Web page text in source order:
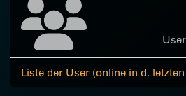
Liste der User (online in d. letzten